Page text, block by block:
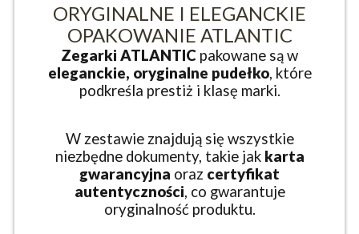
ORYGINALNE I ELEGANCKIE
OPAKOWANIE ATLANTIC
Zegarki ATLANTIC pakowane są w
eleganckie, oryginalne pudełko, które
podkreśla prestiż i klasę marki.
W zestawie znajdują się wszystkie
niezbędne dokumenty, takie jak karta
gwarancyjna oraz certyfikat
autentyczności, co gwarantuje
oryginalność produktu.